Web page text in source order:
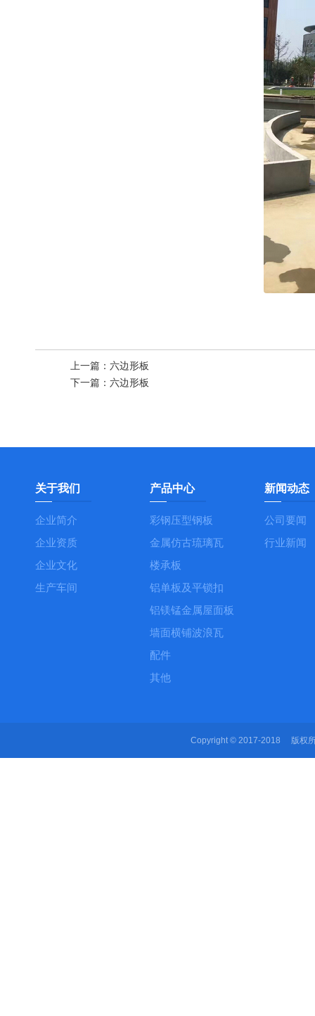
上一篇： 六边形板
下一篇： 六边形板
关于我们
企业简介
企业资质
企业文化
生产车间
产品中心
彩钢压型钢板
金属仿古琉璃瓦
楼承板
铝单板及平锁扣
铝镁锰金属屋面板
墙面横铺波浪瓦
配件
其他
新闻动态
公司要闻
行业新闻
Copyright © 2017-2018 版权